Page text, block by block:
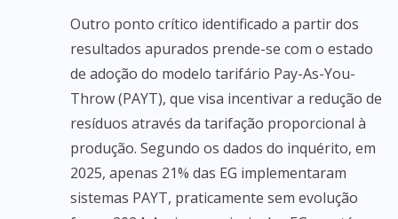
Outro ponto crítico identificado a partir dos
resultados apurados prende-se com o estado
de adoção do modelo tarifário Pay-As-You-
Throw (PAYT), que visa incentivar a redução de
resíduos através da tarifação proporcional à
produção. Segundo os dados do inquérito, em
2025, apenas 21% das EG implementaram
sistemas PAYT, praticamente sem evolução